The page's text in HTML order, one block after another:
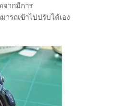
จากมีการ
ารถเข้าไปปรับได้เอง